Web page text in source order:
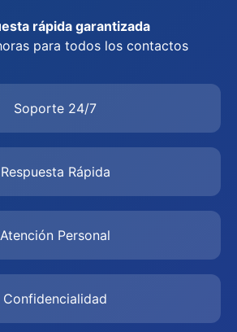
rápida garantizada
para todos los contactos
Soporte 24/7
Respuesta Rápida
Atención Personal
Confidencialidad